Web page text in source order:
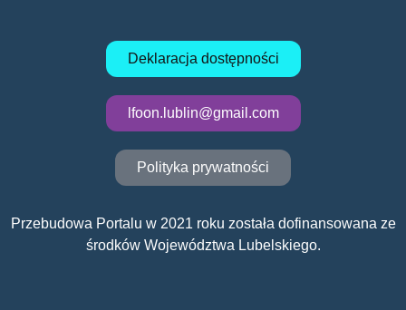
Deklaracja dostępności
lfoon.lublin@gmail.com
Polityka prywatności
Przebudowa Portalu w 2021 roku została dofinansowana ze
środków Województwa Lubelskiego.